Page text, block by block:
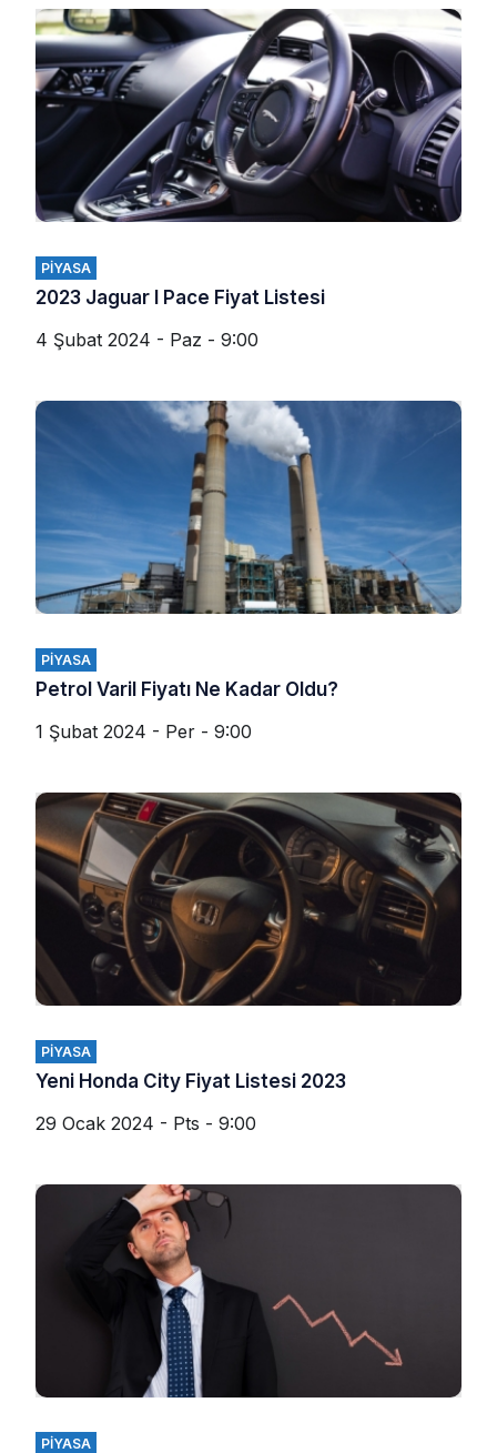
PIYASA
2023 Jaguar I Pace Fiyat Listesi
4 Şubat 2024 - Paz - 9:00
PIYASA
Petrol Varil Fiyatı Ne Kadar Oldu?
1 Şubat 2024 - Per - 9:00
PIYASA
Yeni Honda City Fiyat Listesi 2023
29 Ocak 2024 - Pts - 9:00
PIYASA